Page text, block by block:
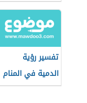
تفسير رؤية
الدمية في المنام